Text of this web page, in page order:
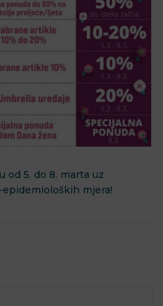
od 5. do 8. marta uz
mjera!